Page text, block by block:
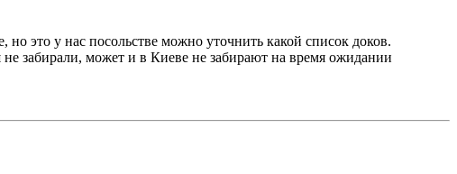
но это у нас посольстве можно уточнить какой список доков.
забирали, может и в Киеве не забирают на время ожидании